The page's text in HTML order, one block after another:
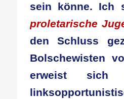
sein könne. Ich
proletarische
den Schluss
Bolschewisten
erweist sich